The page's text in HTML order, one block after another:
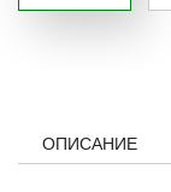
ОПИСАНИЕ